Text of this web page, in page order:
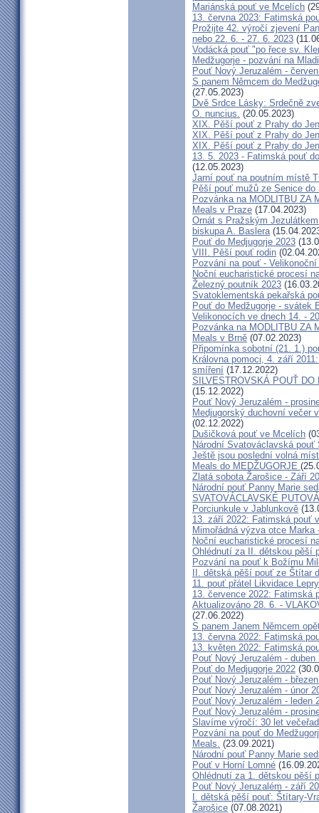
Mariánská pouť ve Mcelích
13. června 2023: Fatimská
Prožijte 42. výročí zjevení
nebo 22. 6. - 27. 6. 2023
Vodácká pouť "po řece sv.
Medžugorje - pozvání na
Pouť Nový Jeruzalém -
S panem Němcem do
(27.05.2023)
Dvě Srdce Lásky: Srdečně
O. nuncius. (20.05.2023)
XIX. Pěší pouť z Prahy do
XIX. Pěší pouť z Prahy do
XIX. Pěší pouť z Prahy do
13. 5. 2023 - Fatimská pouť
(12.05.2023)
Jarní pouť na poutním místě
Pěší pouť mužů ze Senice do
Pozvánka na MODLITBU ZA
Meals v Praze (17.04.2023)
Ornát s Pražským
biskupa A. Baslera
Pouť do Medjugorje 2023
VIII. Pěší pouť rodin
Pozvání na pouť -
Noční eucharistické procesí
Železný poutník 2023
Svatoklementská pekařská
Pouť do Medžugorje - svátek
Velikonocích ve dnech 14. -
Pozvánka na MODLITBU ZA
Meals v Brně (07.02.2023)
Připomínka sobotní (21. 1.)
Královna pomoci, 4. září
smíření (17.12.2022)
SILVESTROVSKÁ POUŤ DO
(15.12.2022)
Pouť Nový Jeruzalém -
Medjugorský duchovní večer
(02.12.2022)
Dušičková pouť ve Mcelích
Národní Svatováclavská pouť
Ještě jsou poslední volná
Meals do MEDŽUGORJE
Zlatá sobota Žarošice - Září
Národní pouť Panny Marie
SVATOVÁCLAVSKÉ
Porciunkule v Jablunkově
13. září 2022: Fatimská pouť
Mimořádná výzva otce
Noční eucharistické procesí
Ohlédnutí za II. dětskou pěší
Pozvání na pouť k Božímu
II. dětská pěší pouť ze Štítar
11. pouť přátel Likvidace Lepry
13. července 2022: Fatimská
Aktualizováno 28. 6. -
(27.06.2022)
S panem Janem Němcem
13. června 2022: Fatimská
13. květen 2022: Fatimská
Pouť Nový Jeruzalém - duben
Pouť do Medjugorje 2022
Pouť Nový Jeruzalém -
Pouť Nový Jeruzalém - únor
Pouť Nový Jeruzalém - leden
Pouť Nový Jeruzalém -
Slavíme výročí: 30 let
Pozvání na pouť do
Meals. (23.09.2021)
Národní pouť Panny Marie
Pouť v Horní Lomné
Ohlédnutí za 1. dětskou pěší
Pouť Nový Jeruzalém - září
I. dětská pěší pouť: Štítary-
Žarošice (07.08.2021)